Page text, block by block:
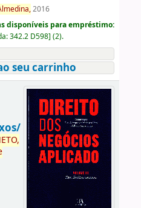
2016
disponíveis para empréstimo:
342.2 D598] (2).
seu carrinho